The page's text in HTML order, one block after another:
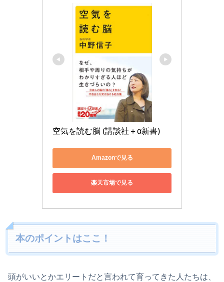
空気を読む脳 (講談社＋α新書)
Amazonで見る
楽天市場で見る
本のポイントはここ！
頭がいいとかエリートだと言われて育ってきた人たちは、